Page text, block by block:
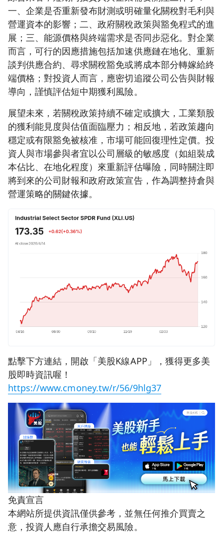
一、企業是否重新發布財測或明確量化關稅對毛利與
營運資本的影響；二、政府關稅政策與豁免程式的進
展；三、能源價格與終端需求是否同步惡化。對企業
而言，可行的因應措施包括加速供應鏈在地化、重新
談判供應合約、尋求關稅豁免或將成本部分轉嫁給終
端價格；對投資人而言，應密切追蹤公司公告與財報
導向，謹慎評估短中期獲利風險。
展望未來，若關稅政策持續不確定或擴大，工業類股
的獲利能見度與估值面臨壓力；相反地，若政策趨向
穩定或有限豁免被核准，市場可能回復理性定價。投
資人與市場參與者宜以公司層級的敏感度（如組裝成
本佔比、在地化程度）來重新評估曝險，同時關注即
將到來的公司財報和政府政策宣告，作為調整持倉與
營運策略的關鍵依據。
點擊下方連結，開啟「美股K線APP」，獲得更多美
股即時資訊喔！
https://www.cmoney.tw/r/56/9hlg37
免責宣言
本網站所提供資訊僅供參考，並無任何推介買賣之
意，投資人應自行承擔交易風險。